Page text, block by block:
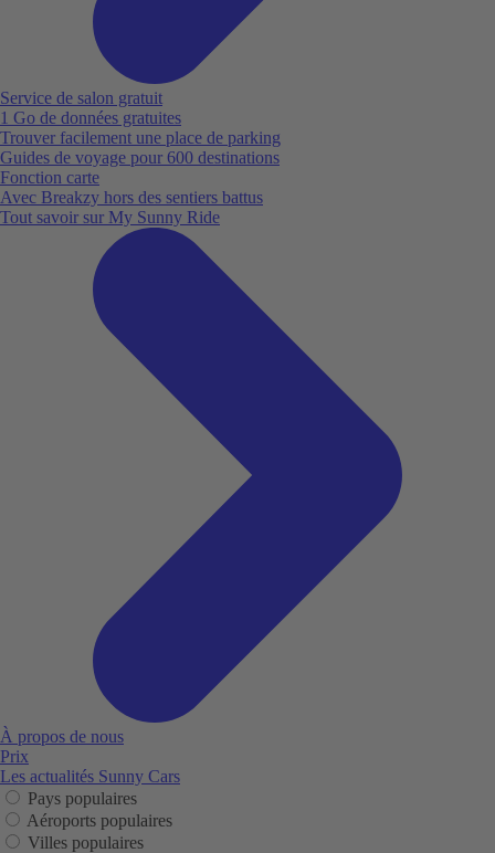
Service de salon gratuit
1 Go de données gratuites
Trouver facilement une place de parking
Guides de voyage pour 600 destinations
Fonction carte
Avec Breakzy hors des sentiers battus
Tout savoir sur My Sunny Ride
À propos de nous
Prix
Les actualités Sunny Cars
Pays populaires
Aéroports populaires
Villes populaires